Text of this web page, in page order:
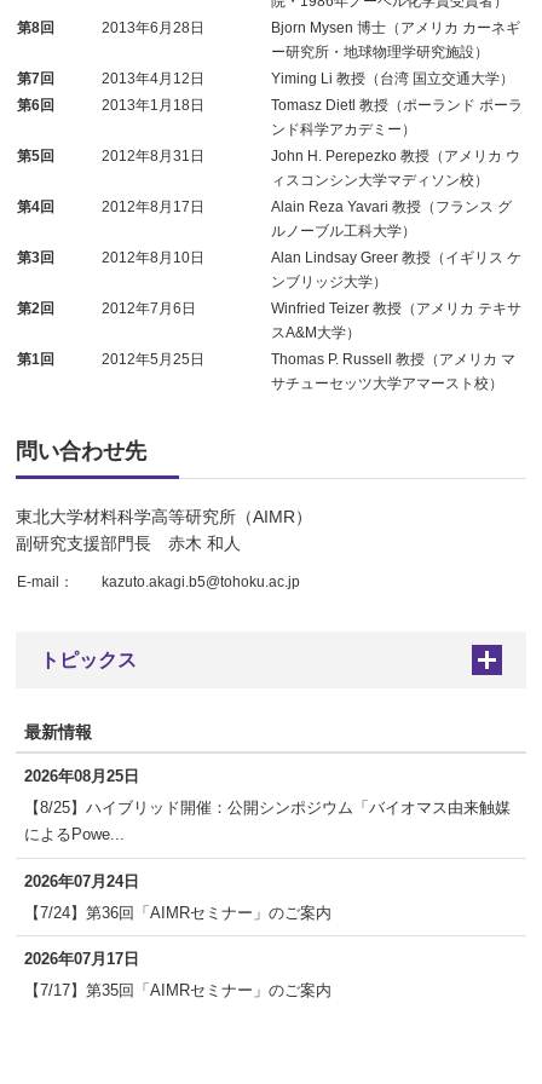
第8回
2013年6月28日
Bjorn Mysen 博士（アメリカ カーネギ
ー研究所・地球物理学研究施設）
第7回
2013年4月12日
Yiming Li 教授（台湾 国立交通大学）
第6回
2013年1月18日
Tomasz Dietl 教授（ポーランド ポーラ
ンド科学アカデミー）
第5回
2012年8月31日
John H. Perepezko 教授（アメリカ ウ
ィスコンシン大学マディソン校）
第4回
2012年8月17日
Alain Reza Yavari 教授（フランス グ
ルノーブル工科大学）
第3回
2012年8月10日
Alan Lindsay Greer 教授（イギリス ケ
ンブリッジ大学）
第2回
2012年7月6日
Winfried Teizer 教授（アメリカ テキサ
スA&M大学）
第1回
2012年5月25日
Thomas P. Russell 教授（アメリカ マ
サチューセッツ大学アマースト校）
問い合わせ先
東北大学材料科学高等研究所（AIMR）
副研究支援部門長 赤木 和人
E-mail： kazuto.akagi.b5@tohoku.ac.jp
トピックス +
最新情報
2026年08月25日
【8/25】ハイブリッド開催：公開シンポジウム「バイオマス由来触媒
によるPowe...
2026年07月24日
【7/24】第36回「AIMRセミナー」のご案内
2026年07月17日
【7/17】第35回「AIMRセミナー」のご案内